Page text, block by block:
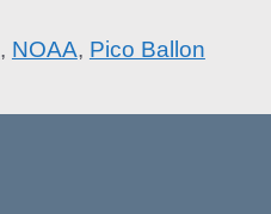
, NOAA, Pico Ballon